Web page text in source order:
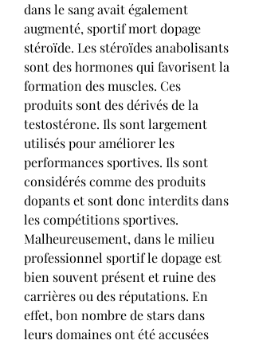
dans le sang avait également
augmenté, sportif mort dopage
stéroïde. Les stéroïdes anabolisants
sont des hormones qui favorisent la
formation des muscles. Ces
produits sont des dérivés de la
testostérone. Ils sont largement
utilisés pour améliorer les
performances sportives. Ils sont
considérés comme des produits
dopants et sont donc interdits dans
les compétitions sportives.
Malheureusement, dans le milieu
professionnel sportif le dopage est
bien souvent présent et ruine des
carrières ou des réputations. En
effet, bon nombre de stars dans
leurs domaines ont été accusées